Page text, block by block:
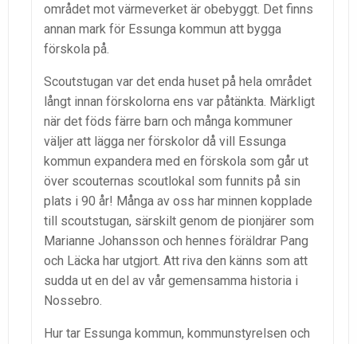
området mot värmeverket är obebyggt. Det finns
annan mark för Essunga kommun att bygga
förskola på.
Scoutstugan var det enda huset på hela området
långt innan förskolorna ens var påtänkta. Märkligt
när det föds färre barn och många kommuner
väljer att lägga ner förskolor då vill Essunga
kommun expandera med en förskola som går ut
över scouternas scoutlokal som funnits på sin
plats i 90 år! Många av oss har minnen kopplade
till scoutstugan, särskilt genom de pionjärer som
Marianne Johansson och hennes föräldrar Pang
och Läcka har utgjort. Att riva den känns som att
sudda ut en del av vår gemensamma historia i
Nossebro.
Hur tar Essunga kommun, kommunstyrelsen och